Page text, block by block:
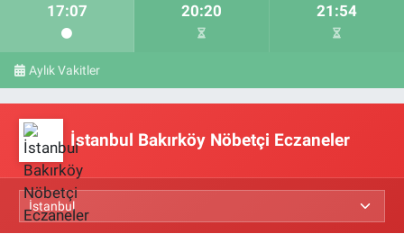
17:07 20:20 21:54
Aylık Vakitler
İstanbul Bakırköy Nöbetçi Eczaneler